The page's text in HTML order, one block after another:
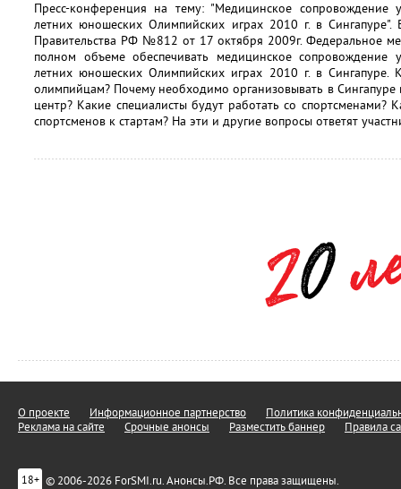
Пресс-конференция на тему: "Медицинское
летних юношеских Олимпийских играх 2010 г. в Сингапуре".
Правительства РФ №812 от 17 октября 2009г. Федеральное
полном объеме обеспечивать медицинское
летних юношеских Олимпийских играх 2010 г. в
олимпийцам? Почему необходимо организовывать в
центр? Какие специалисты будут работать со спортсменами?
спортсменов к стартам? На эти и другие вопросы ответят
О проекте Информационное партнерство
Политика
Реклама на сайте
Срочные анонсы Разместить баннер Правила
18+ © 2006-2026 ForSMI.ru. Анонсы.РФ. Все права защищены.